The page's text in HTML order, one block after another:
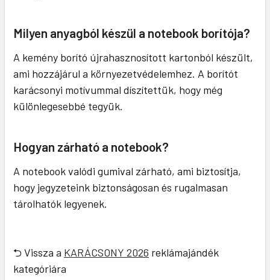
Milyen anyagból készül a notebook borítója?
A kemény borító újrahasznosított kartonból készült,
ami hozzájárul a környezetvédelemhez. A borítót
karácsonyi motívummal díszítettük, hogy még
különlegesebbé tegyük.
Hogyan zárható a notebook?
A notebook valódi gumival zárható, ami biztosítja,
hogy jegyzeteink biztonságosan és rugalmasan
tárolhatók legyenek.
⮌ Vissza a KARÁCSONY 2026 reklámajándék
kategóriára